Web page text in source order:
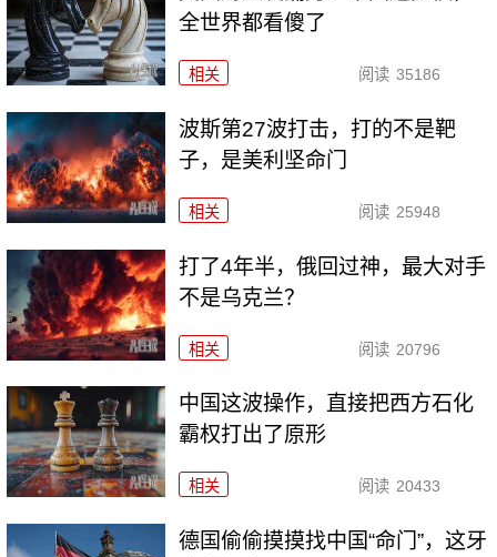
全世界都看傻了
相关 阅读 35186
波斯第27波打击，打的不是靶
子，是美利坚命门
相关 阅读 25948
打了4年半，俄回过神，最大对手
不是乌克兰？
相关 阅读 20796
中国这波操作，直接把西方石化
霸权打出了原形
相关 阅读 20433
德国偷偷摸摸找中国“命门”，这牙